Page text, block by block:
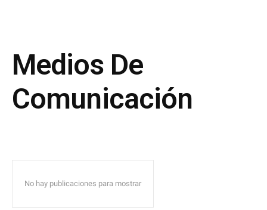
Medios De
Comunicación
No hay publicaciones para mostrar